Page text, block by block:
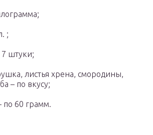
;
штуки;
листья хрена, смородины,
– по вкусу;
по 60 грамм.